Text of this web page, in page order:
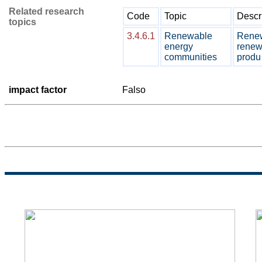
Related research
topics
Code Topic
3.4.6.1
Renewable
energy
communities
produ
impact factor Falso